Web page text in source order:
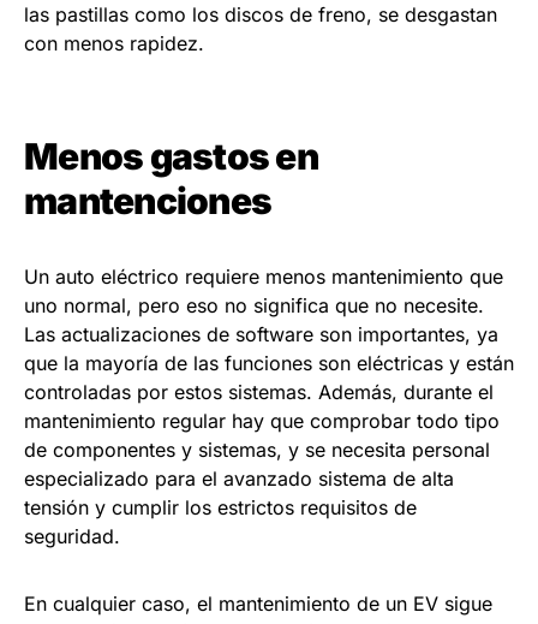
las pastillas como los discos de freno, se desgastan
con menos rapidez.
Menos gastos en
mantenciones
Un auto eléctrico requiere menos mantenimiento que
uno normal, pero eso no significa que no necesite.
Las actualizaciones de software son importantes, ya
que la mayoría de las funciones son eléctricas y están
controladas por estos sistemas. Además, durante el
mantenimiento regular hay que comprobar todo tipo
de componentes y sistemas, y se necesita personal
especializado para el avanzado sistema de alta
tensión y cumplir los estrictos requisitos de
seguridad.
En cualquier caso, el mantenimiento de un EV sigue